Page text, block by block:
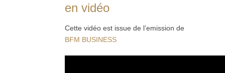
en vidéo
Cette vidéo est issue de l’emission de
BFM BUSINESS